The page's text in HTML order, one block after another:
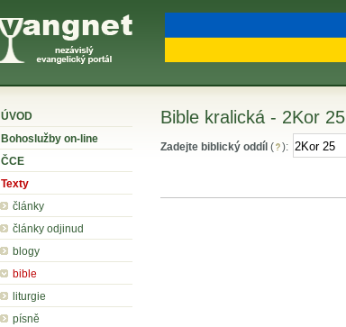
ÚVOD
Bohoslužby on-line
ČCE
Texty
články
články odjinud
blogy
bible
liturgie
písně
Bible kralická - 2Kor 25
Zadejte biblický oddíl ( ):